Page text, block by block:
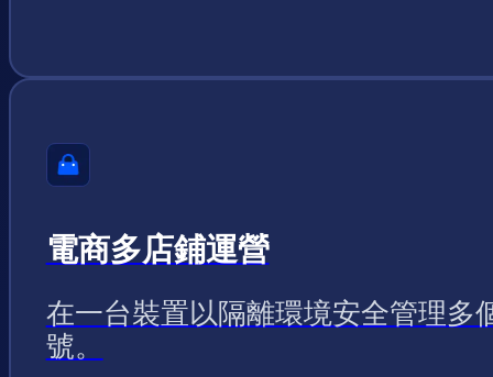
電商多店鋪運營
在一台裝置以隔離環境安全管理多
號。